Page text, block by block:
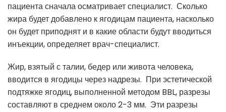
пациента сначала осматривает специалист. Сколько
жира будет добавлено к ягодицам пациента, насколько
он будет приподнят и в какие области будут вводиться
инъекции, определяет врач-специалист.
Жир, взятый с талии, бедер или живота человека,
вводится в ягодицы через надрезы. При эстетической
подтяжке ягодиц, выполненной методом BBL, разрезы
составляют в среднем около 2-3 мм. Эти разрезы